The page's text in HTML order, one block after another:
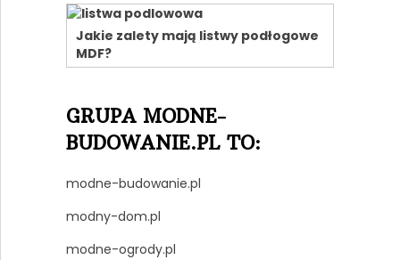
Jakie zalety mają listwy podłogowe
MDF?
GRUPA MODNE-
BUDOWANIE.PL TO:
modne-budowanie.pl
modny-dom.pl
modne-ogrody.pl